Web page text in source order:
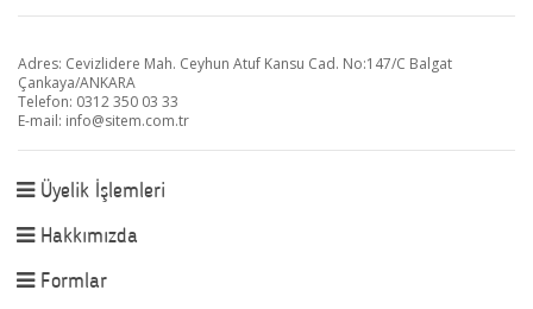
Adres: Cevizlidere Mah. Ceyhun Atuf Kansu Cad. No:147/C Balgat
Çankaya/ANKARA
Telefon: 0312 350 03 33
E-mail: info@sitem.com.tr
Üyelik İşlemleri
Hakkımızda
Formlar